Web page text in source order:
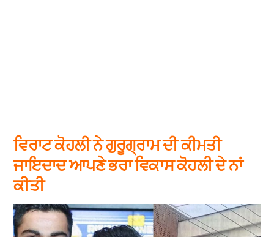
ਵਿਰਾਟ ਕੋਹਲੀ ਨੇ ਗੁਰੂਗ੍ਰਾਮ ਦੀ ਕੀਮਤੀ
ਜਾਇਦਾਦ ਆਪਣੇ ਭਰਾ ਵਿਕਾਸ ਕੋਹਲੀ ਦੇ ਨਾਂ
ਕੀਤੀ